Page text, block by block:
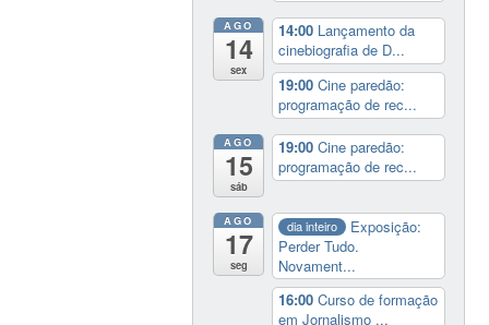
AGO
14
sex
14:00 Lançamento da
cinebiografia de D...
19:00Cine paredão:
programação de rec...
AGO
15
sáb
19:00Cine paredão:
programação de rec...
AGO
17
seg
dia inteiro
Exposição:
Perder Tudo.
Novament...
16:00Curso de formação
em Jornalismo ...